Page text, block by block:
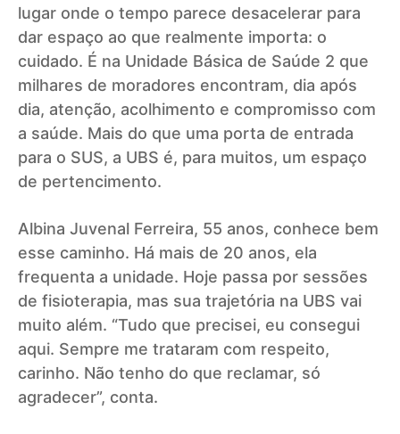
lugar onde o tempo parece desacelerar para
dar espaço ao que realmente importa: o
cuidado. É na Unidade Básica de Saúde 2 que
milhares de moradores encontram, dia após
dia, atenção, acolhimento e compromisso com
a saúde. Mais do que uma porta de entrada
para o SUS, a UBS é, para muitos, um espaço
de pertencimento.
Albina Juvenal Ferreira, 55 anos, conhece bem
esse caminho. Há mais de 20 anos, ela
frequenta a unidade. Hoje passa por sessões
de fisioterapia, mas sua trajetória na UBS vai
muito além. “Tudo que precisei, eu consegui
aqui. Sempre me trataram com respeito,
carinho. Não tenho do que reclamar, só
agradecer”, conta.